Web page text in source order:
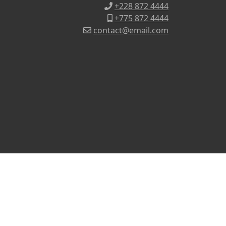
+228 872 4444
+775 872 4444
contact@email.com